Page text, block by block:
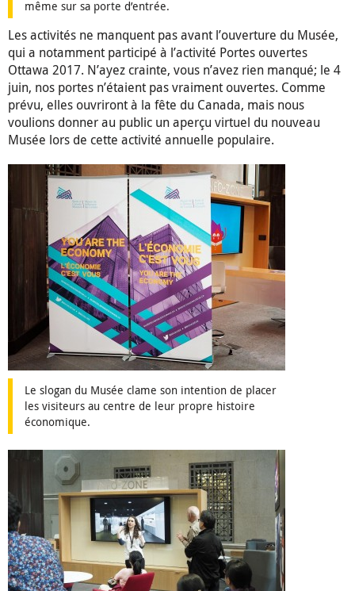
même sur sa porte d’entrée.
Les activités ne manquent pas avant l’ouverture du Musée,
qui a notamment participé à l’activité Portes ouvertes
Ottawa 2017. N’ayez crainte, vous n’avez rien manqué; le 4
juin, nos portes n’étaient pas vraiment ouvertes. Comme
prévu, elles ouvriront à la fête du Canada, mais nous
voulions donner au public un aperçu virtuel du nouveau
Musée lors de cette activité annuelle populaire.
Le slogan du Musée clame son intention de placer
les visiteurs au centre de leur propre histoire
économique.